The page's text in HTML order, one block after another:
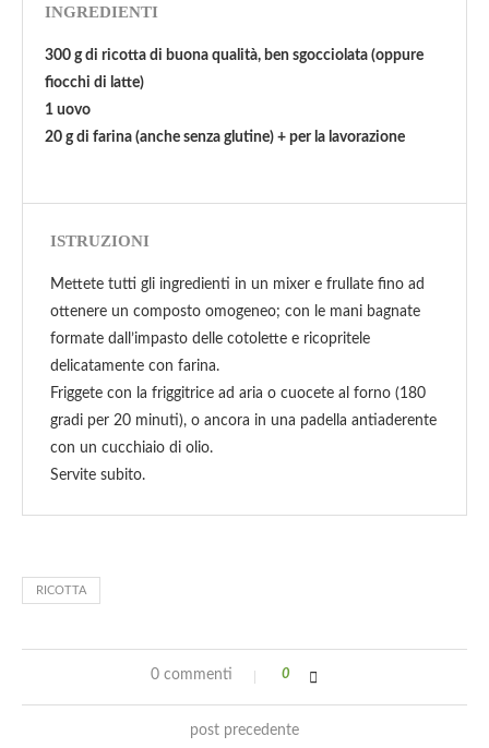
INGREDIENTI
300 g di ricotta di buona qualità, ben sgocciolata (oppure
fiocchi di latte)
1 uovo
20 g di farina (anche senza glutine) + per la lavorazione
ISTRUZIONI
Mettete tutti gli ingredienti in un mixer e frullate fino ad
ottenere un composto omogeneo; con le mani bagnate
formate dall’impasto delle cotolette e ricopritele
delicatamente con farina.
Friggete con la friggitrice ad aria o cuocete al forno (180
gradi per 20 minuti), o ancora in una padella antiaderente
con un cucchiaio di olio.
Servite subito.
RICOTTA
0 commenti 0
post precedente